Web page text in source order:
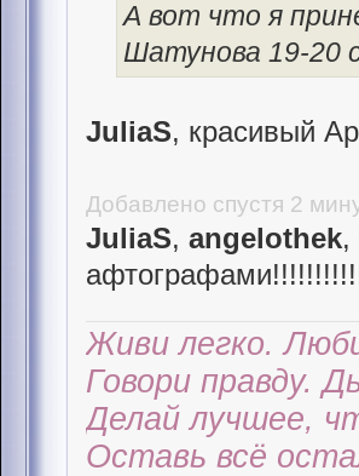
А вот что я
Шатунова 19-20
JuliaS, красивый
Добавлено спустя 2
JuliaS, angelothek,
Живи легко.
Говори правду.
Делай лучшее,
Оставь всё